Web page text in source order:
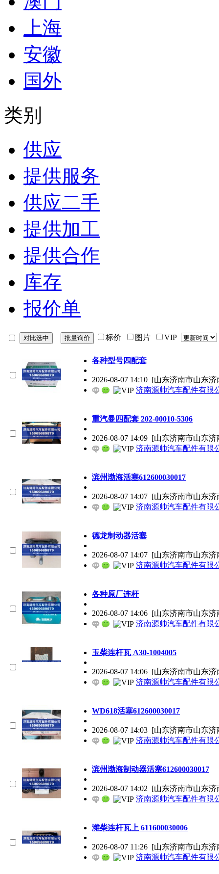
上海
安徽
国外
类别
供应
提供服务
供应二手
提供加工
提供合作
库存
报价单
标价 图片 VIP
各种型号四配套
2026-08-07 14:10 [山东济南市山东
济南源帅汽车配件有限
重汽曼四配套 202-00010-5306
2026-08-07 14:09 [山东济南市山东
济南源帅汽车配件有限
滨州渤海活塞612600030017
2026-08-07 14:07 [山东济南市山东
济南源帅汽车配件有限
德龙制动器活塞
2026-08-07 14:07 [山东济南市山东
济南源帅汽车配件有限
各种原厂连杆
2026-08-07 14:06 [山东济南市山东
济南源帅汽车配件有限
玉柴连杆瓦 A30-1004005
2026-08-07 14:06 [山东济南市山东
济南源帅汽车配件有限
WD618活塞612600030017
2026-08-07 14:03 [山东济南市山东
济南源帅汽车配件有限
滨州渤海制动器活塞612600030017
2026-08-07 14:02 [山东济南市山东
济南源帅汽车配件有限
潍柴连杆瓦上 611600030006
2026-08-07 11:26 [山东济南市山东
济南源帅汽车配件有限